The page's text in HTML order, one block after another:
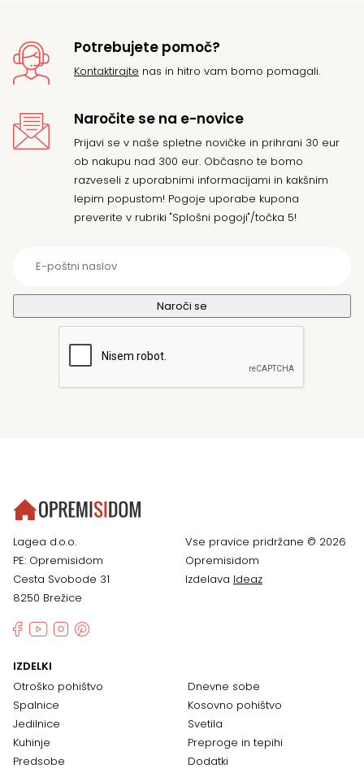
Potrebujete pomoč?
Kontaktirajte nas in hitro vam bomo pomagali.
Naročite se na e-novice
Prijavi se v naše spletne novičke in prihrani 30 eur
ob nakupu nad 300 eur. Občasno te bomo
razveseli z uporabnimi informacijami in kakšnim
lepim popustom! Pogoje uporabe kupona
preverite v rubriki "Splošni pogoji"/točka 5!
Lagea d.o.o.
PE: Opremisidom
Cesta Svobode 31
8250 Brežice
Vse pravice pridržane © 2026
Opremisidom
Izdelava Ideaz
IZDELKI
Otroško pohištvo
Spalnice
Jedilnice
Kuhinje
Predsobe
Dnevne sobe
Kosovno pohištvo
Svetila
Preproge in tepihi
Dodatki